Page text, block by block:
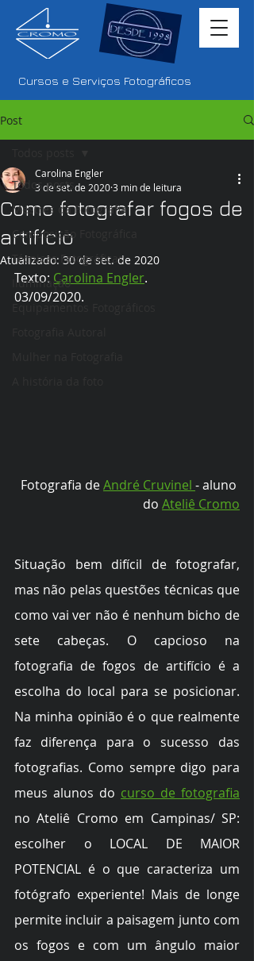
Cursos e Serviços Fotográficos
Post
Todos posts
Mestres da Fotografia
Composição Fotográfica
Técnicas Fotográficas
Iluminação
Como fotografar fogos de
artifício
Carolina Engler
3 de set. de 20203 min de leitura
Atualizado: 30 de set. de 2020
Texto: Carolina Engler.
03/09/2020.
Fotografia de André Cruvinel - aluno
do Ateliê Cromo
Situação bem difícil de fotografar,
mas não pelas questões técnicas que
como vai ver não é nenhum bicho de
sete cabeças. O capcioso na
fotografia de fogos de artifício é a
escolha do local para se posicionar.
Na minha opinião é o que realmente
faz diferença para o sucesso das
fotografias. Como sempre digo para
meus alunos do curso de fotografia
no Ateliê Cromo em Campinas/ SP:
escolher o LOCAL DE MAIOR
POTENCIAL é o que caracteriza um
fotógrafo experiente! Mais de longe
permite incluir a paisagem junto com
os fogos e com um ângulo maior